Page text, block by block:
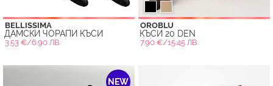
BELLISSIMA
ДАМСКИ ЧОРАПИ КЪСИ
3.53 €/6.90 ЛВ.
OROBLU
КЪСИ 20 DEN
7.90 €/15.45 ЛВ.
NEW